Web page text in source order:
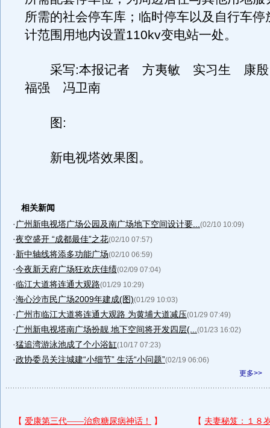
所需的社会停车库；临时停车以及自行车停
计范围用地内设置110kv变电站一处。
采写:本报记者 方夷敏 实习生 康
福强 冯卫南
图:
新电视塔效果图。
相关新闻
· 广州新电视塔广场公园及南广场地下空间设计要... (02/10 10:09)
·夜空盛开 “成都最佳”之花(02/10 07:57)
·新中轴线将添多功能广场(02/10 06:59)
·今夜新天府广场狂欢庆佳绩(02/09 07:04)
·临江大道将连通大观路(01/29 10:29)
·海心沙市民广场2009年建成(图)(01/29 10:03)
· 广州市临江大道将连通大观路 为黄埔大道减压(01/29 07:49)
· 广州新电视塔南广场扮靓 地下空间将开发四层(... (01/23 16:02)
·猛追湾游泳池成了个小浴缸(10/17 07:23)
·政协委员关注城建“小细节” 生活“小问题”(02/19 06:06)
更多>>